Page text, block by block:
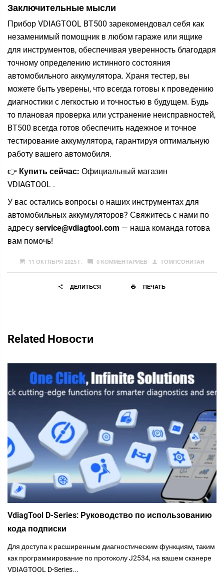
Заключительные мысли
Прибор VDIAGTOOL BT500 зарекомендовал себя как
незаменимый помощник в любом гараже или ящике
для инструментов, обеспечивая уверенность благодаря
точному определению истинного состояния
автомобильного аккумулятора. Храня тестер, вы
можете быть уверены, что всегда готовы к проведению
диагностики с легкостью и точностью в будущем. Будь
то плановая проверка или устранение неисправностей,
BT500 всегда готов обеспечить надежное и точное
тестирование аккумулятора, гарантируя оптимальную
работу вашего автомобиля.
👉 Купить сейчас: Официальный магазин
VDIAGTOOL .
У вас остались вопросы о наших инструментах для
автомобильных аккумуляторов? Свяжитесь с нами по
адресу service@vdiagtool.com — наша команда готова
вам помочь!
11 ОКТЯБРЯ 2025 Г. 0 КОММЕНТАРИЕВ ТОМПСОНИТАН
ДЕЛИТЬСЯ ПЕЧАТЬ
Related Новости
VdiagTool D-Series: Руководство по использованию
кода подписки
Для доступа к расширенным диагностическим функциям, таким
как программирование по протоколу J2534, на вашем сканере
VDIAGTOOL D-Series...